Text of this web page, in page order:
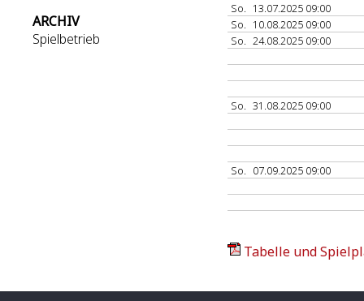
ARCHIV
Spielbetrieb
So. 13.07.2025 09:00
So. 10.08.2025 09:00
So. 24.08.2025 09:00
So. 31.08.2025 09:00
So. 07.09.2025 09:00
Tabelle und